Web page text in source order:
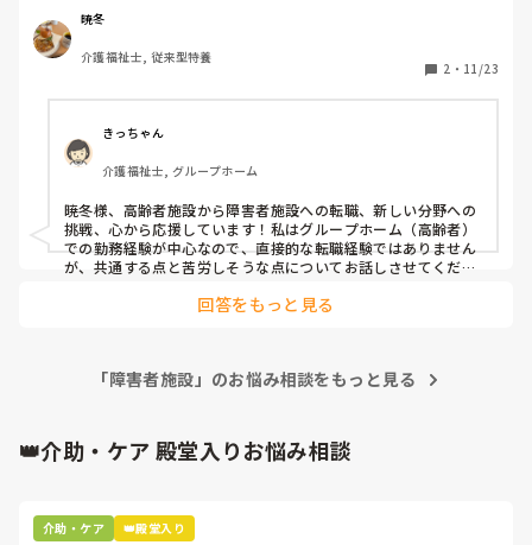
違うのか全く想像がつきません。
経験のある方がおられましたら、是非教えて頂きたいです！
暁冬
介護福祉士, 従来型特養
2 ・ 11/23
きっちゃん
介護福祉士, グループホーム
暁冬様、高齢者施設から障害者施設への転職、新しい分野への
挑戦、心から応援しています！私はグループホーム（高齢者）
での勤務経験が中心なので、直接的な転職経験ではありません
が、共通する点と苦労しそうな点についてお話しさせてくださ
り個別化し、長期的な視点が重要になると感じています。その
必要があるのが、戸惑う点かもしれません。
る視点や、多職種との連携スキルは必ず活かせますので、自信
を持って進んでください
回答をもっと見る
「障害者施設」のお悩み相談をもっと見る
👑介助・ケア 殿堂入りお悩み相談
介助・ケア 👑殿堂入り